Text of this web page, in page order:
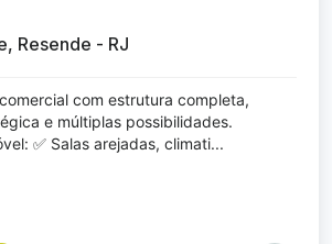
Resende - RJ
com estrutura completa,
e múltiplas possibilidades.
✅ Salas arejadas, climati...